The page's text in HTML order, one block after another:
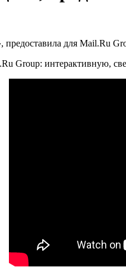
для Mail.Ru
Group: интерактивную,